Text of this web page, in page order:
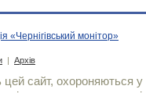
«Чернігівський монітор»
| Архів
сайт, охороняються у